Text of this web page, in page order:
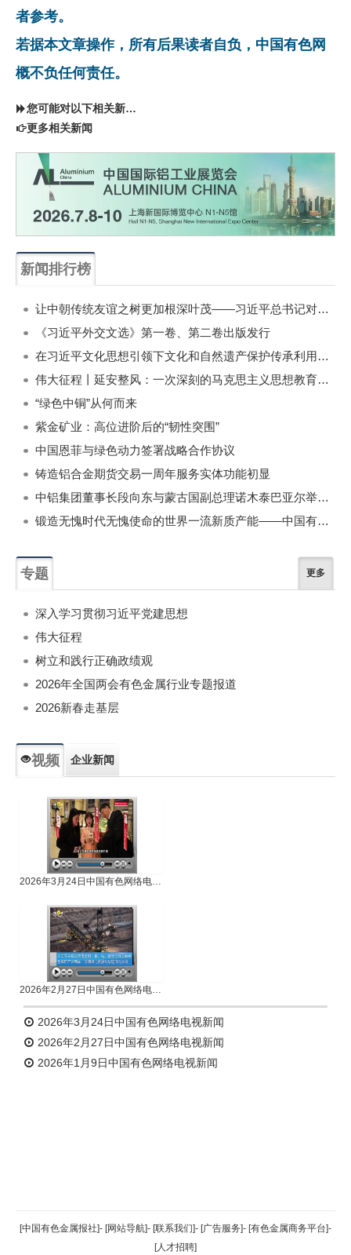
者参考。
若据本文章操作，所有后果读者自负，中国有色网
概不负任何责任。
您可能对以下相关新闻同样感兴趣
更多相关新闻
新闻排行榜
让中朝传统友谊之树更加根深叶茂——习近平总书记对朝鲜进行国事访问纪实
《习近平外交文选》第一卷、第二卷出版发行
在习近平文化思想引领下文化和自然遗产保护传承利用工作开创新局面
伟大征程丨延安整风：一次深刻的马克思主义思想教育运动
“绿色中铜”从何而来
紫金矿业：高位进阶后的“韧性突围”
中国恩菲与绿色动力签署战略合作协议
铸造铝合金期货交易一周年服务实体功能初显
中铝集团董事长段向东与蒙古国副总理诺木泰巴亚尔举行会谈
锻造无愧时代无愧使命的世界一流新质产能——中国有色金属工业的战略应对与破局之道（二）
专题 更多
深入学习贯彻习近平党建思想
伟大征程
树立和践行正确政绩观
2026年全国两会有色金属行业专题报道
2026新春走基层
视频 企业新闻
2026年3月24日中国有色网络电视新闻
2026年2月27日中国有色网络电视新闻
2026年3月24日中国有色网络电视新闻
2026年2月27日中国有色网络电视新闻
2026年1月9日中国有色网络电视新闻
返回顶部
[中国有色金属报社]- [网站导航]- [联系我们]- [广告服务]- [有色金属商务平台]-
[人才招聘]